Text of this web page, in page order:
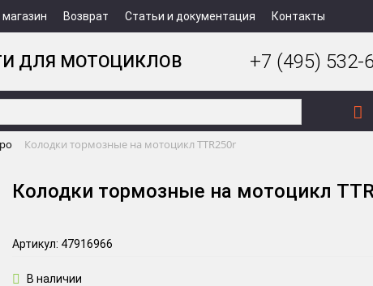
Возврат Статьи и документация Контакты
ДЛЯ МОТОЦИКЛОВ
+7 (495) 532-
Колодки тормозные на мотоцикл TTR250r
Колодки тормозные на мотоцикл
Артикул: 47916966
В наличии